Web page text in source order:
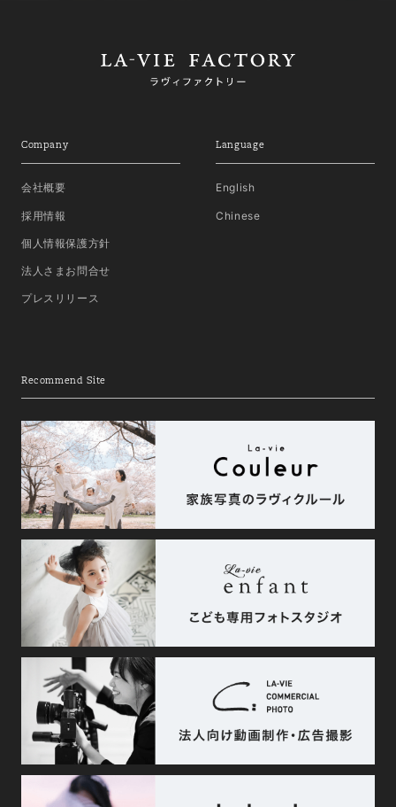
Company
会社概要
採用情報
個人情報保護方針
法人さまお問合せ
プレスリリース
Language
English
Chinese
Recommend Site